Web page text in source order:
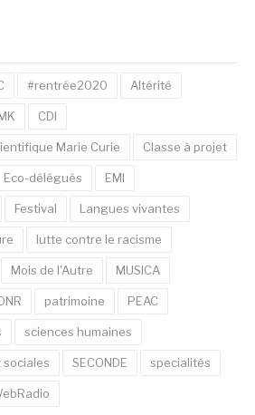
#rentrée2020 Altérité
CDI
Marie Curie Classe à projet
Eco-délégués EMI
Festival Langues vivantes
lutte contre le racisme
Mois de l'Autre MUSICA
patrimoine PEAC
sciences humaines
sociales SECONDE specialités